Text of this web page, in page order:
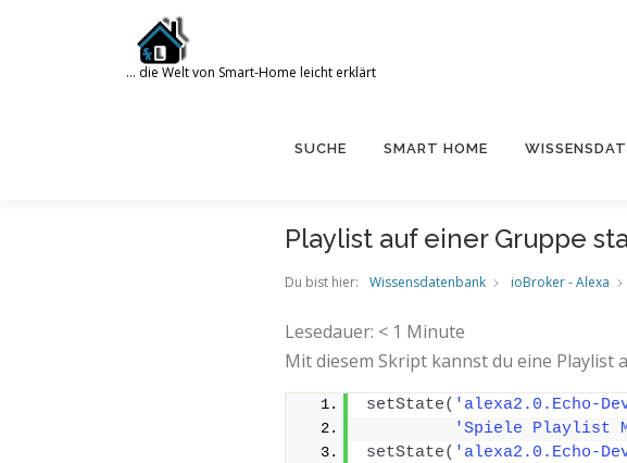
… die Welt von Smart-Home leicht erklärt
SUCHE SMART HOME
Playlist auf einer Gruppe
Du bist hier: Wissensdatenbank ioBroker - Alexa
Lesedauer: < 1 Minute
Mit diesem Skript kannst du eine Playlist
setState( 'alexa2.0.Echo-
'Spiele Playlist
setState( 'alexa2.0.Echo-